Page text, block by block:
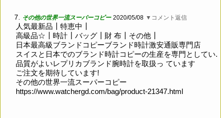
7. その他の世界一流スーパーコピー 2020/05/08 ▼コメント返信
人気最新品┃特恵中┃
高級品☆┃時計┃バッグ┃財 布┃その他┃
日本最高級ブランドコピーブランド時計激安通販専門店
スイスと日本でのブランド時計コピーの生産を専門としてい.
品質がよいレプリカブランド腕時計を取扱っ ています
ご注文を期待しています!
その他の世界一流スーパーコピー
https://www.watchergd.com/bag/product-21347.html